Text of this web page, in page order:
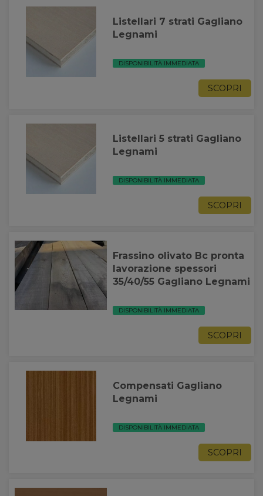
Listellari 7 strati Gagliano
Legnami
DISPONIBILITÀ IMMEDIATA
SCOPRI
Listellari 5 strati Gagliano
Legnami
DISPONIBILITÀ IMMEDIATA
SCOPRI
Frassino olivato Bc pronta
lavorazione spessori
35/40/55 Gagliano Legnami
DISPONIBILITÀ IMMEDIATA
SCOPRI
Compensati Gagliano
Legnami
DISPONIBILITÀ IMMEDIATA
SCOPRI